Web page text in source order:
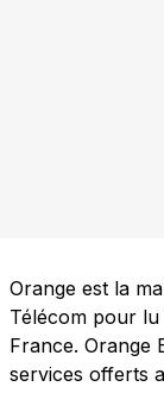
Orange est la
Télécom pour
France. Orange
services offerts